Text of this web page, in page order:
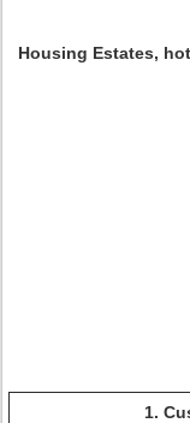
Housing Estates,
1.